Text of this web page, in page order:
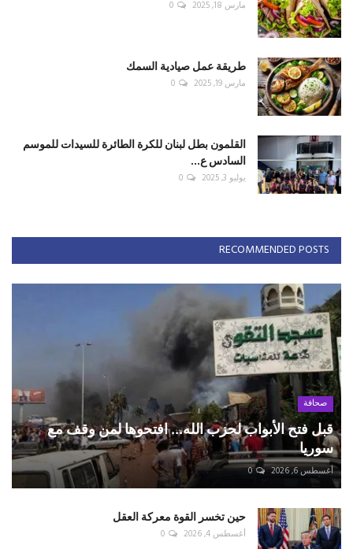
مارس 18, 2025 0
طريقة عمل صيادية السمك
مارس 19, 2025 0
القلمون بطل لبنان للكرة الطائرة للسيدات للموسم
السادس ع...
يوليو 3, 2025 0
RECOMMENDED POSTS
صحافة
قبل فتح الأبواب لحزب الله... افتحوها لمن وقف مع
سوريا
أغسطس 6, 2026 0
حين تخسر القوة معركة العقل
أغسطس 4, 2026 0